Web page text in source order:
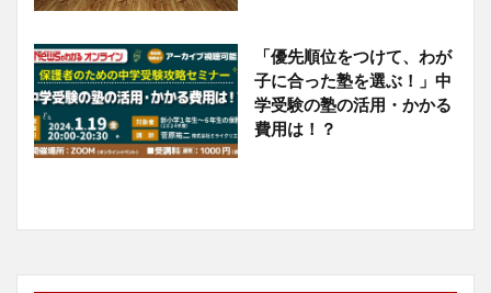
「優先順位をつけて、わが
子に合った塾を選ぶ！」中
学受験の塾の活用・かかる
費用は！？